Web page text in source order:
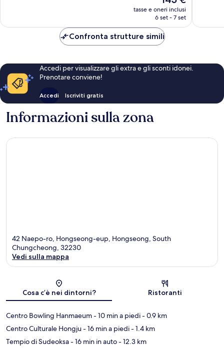
prezzo
attuale
145 €
tasse e oneri inclusi
6 set - 7 set
Confronta strutture simili
Accedi per visualizzare gli extra e gli sconti idonei.
Prenotare conviene!
Accedi Iscriviti gratis
Informazioni sulla zona
42 Naepo-ro, Hongseong-eup, Hongseong, South
Chungcheong, 32230
Vedi sulla mappa
Cosa c’è nei dintorni? Ristoranti
Centro Bowling Hanmaeum- 10 min a piedi- 0.9 km
Centro Culturale Hongju- 16 min a piedi- 1.4 km
Tempio di Sudeoksa- 16 min in auto- 12.3 km